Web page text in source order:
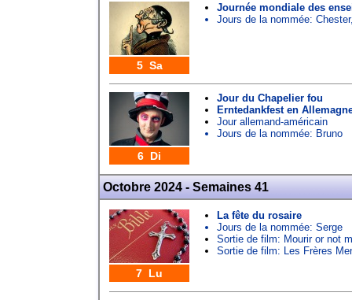
5 Sa
Journée mondiale des
Jours de la nommée: Chester
6 Di
Jour du Chapelier fou
Erntedankfest en
Jour allemand-américain
Jours de la nommée: Bruno
Octobre 2024 - Semaines 41
7 Lu
La fête du rosaire
Jours de la nommée: Serge
Sortie de film: Mourir or not
Sortie de film: Les Frères